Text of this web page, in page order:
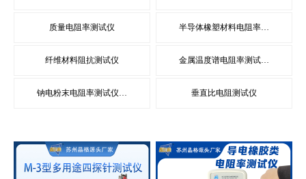
质量电阻率测试仪 半导体橡塑材料电阻率…
纤维材料阻抗测试仪 金属温度谱电阻率测试…
钠电粉末电阻率测试仪… 垂直比电阻测试仪